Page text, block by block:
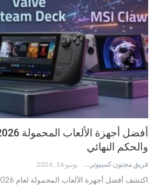
والحكم النهائي
فريق مجنون كمبيوتر يونيو 16, 2026